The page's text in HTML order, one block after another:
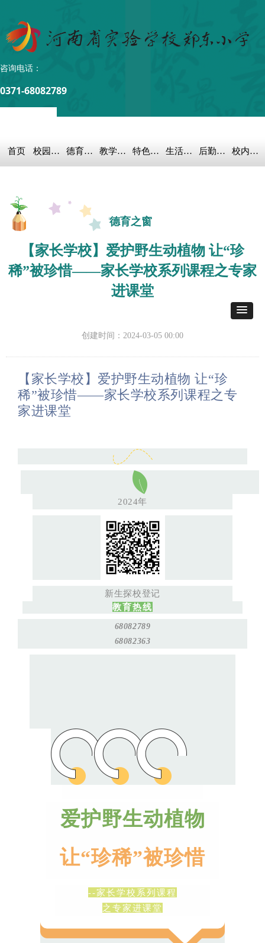
0371-68082789
咨询电话：
首页 校园概况 德育之窗 教学科研 特色教育 生活教育 后勤保障 校内链接
德育之窗
【家长学校】爱护野生动植物 让“珍
稀”被珍惜——家长学校系列课程之专家
进课堂
创建时间： 2024-03-05 00:00
【家长学校】爱护野生动植物 让“珍
稀”被珍惜——家长学校系列课程之专
家进课堂
2024年
新生探校登记
教育热线
68082789
68082363
爱护野生动植物
让“珍稀”被珍惜
--家长学校系列课程
之专家进课堂